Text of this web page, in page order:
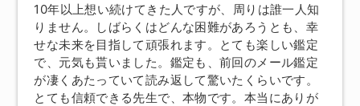
10年以上想い続けてきた人ですが、周りは誰一人知
りません。しばらくはどんな困難があろうとも、幸
せな未来を目指して頑張れます。とても楽しい鑑定
で、元気も貰いました。鑑定も、前回のメール鑑定
が凄くあたっていて読み返して驚いたくらいです。
とても信頼できる先生で、本物です。本当にありが